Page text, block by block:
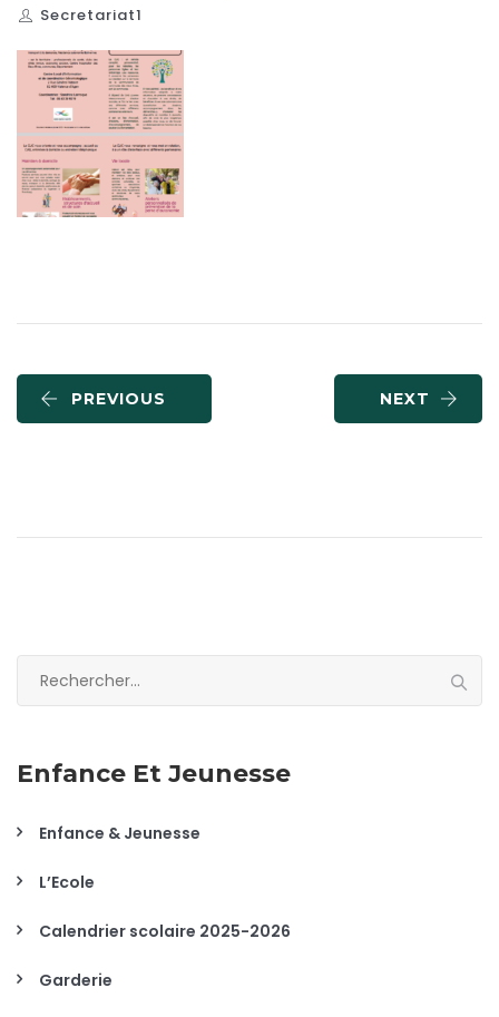
Secretariat1
PREVIOUS NEXT
Enfance Et Jeunesse
Enfance & Jeunesse
L’Ecole
Calendrier scolaire 2025-2026
Garderie